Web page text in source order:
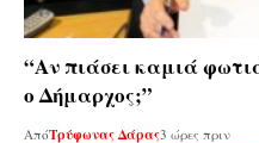
“Αν πιάσει καμιά
ο Δήμαρχος;”
ΑπόΤρύφωνας Δάρας3 ώρες πριν